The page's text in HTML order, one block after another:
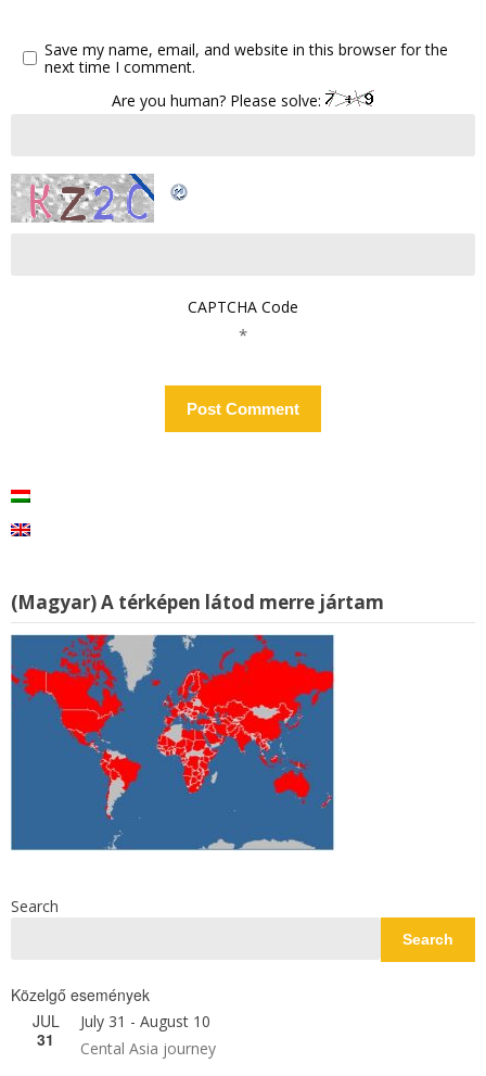
Save my name, email, and website in this browser for the
next time I comment.
Are you human? Please solve:
CAPTCHA Code
*
(Magyar) A térképen látod merre jártam
Search
Search
Közelgő események
JUL
31
July 31 - August 10
Cental Asia journey